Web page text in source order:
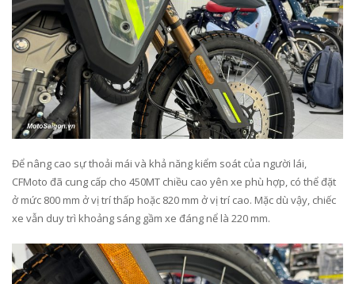
Để nâng cao sự thoải mái và khả năng kiểm soát của người lái,
CFMoto đã cung cấp cho 450MT chiều cao yên xe phù hợp, có thể đặt
ở mức 800 mm ở vị trí thấp hoặc 820 mm ở vị trí cao. Mặc dù vậy, chiếc
xe vẫn duy trì khoảng sáng gầm xe đáng nể là 220 mm.